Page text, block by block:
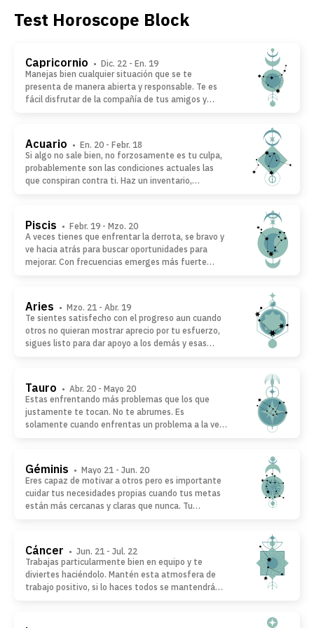
Test Horoscope Block
Capricornio • Dic. 22 - En. 19
Manejas bien cualquier situación que se te
presenta de manera abierta y responsable. Te es
fácil disfrutar de la compañía de tus amigos y
buena condición física, empieza una actividad
recreacional, si esto no es lo tuyo, descansar y
relajarse es igual de beneficioso para la salud.
Acuario • En. 20 - Febr. 18
Si algo no sale bien, no forzosamente es tu culpa,
probablemente son las condiciones actuales las
que conspiran contra ti. Haz un inventario,
logran abrir completamente nuevas posibilidades y
al reconocerlas ese es el momento donde mejor
puedes usar tu energía.
Piscis • Febr. 19 - Mzo. 20
A veces tienes que enfrentar la derrota, se bravo y
ve hacia atrás para buscar oportunidades para
mejorar. Con frecuencias emerges más fuerte
escucha lo que dicen los que te rodean. Las
condiciones difíciles se manifiestan físicamente,
tomate el tiempo que necesitas para estar más en
calma y paz.
Aries • Mzo. 21 - Abr. 19
Te sientes satisfecho con el progreso aun cuando
otros no quieran mostrar aprecio por tu esfuerzo,
sigues listo para dar apoyo a los demás y esas
encuentras muy pocas restricciones y tal vez
encuentres a alguien que es capaz de animar
permanentemente tu vida romántica.
Tauro • Abr. 20 - Mayo 20
Estas enfrentando más problemas que los que
justamente te tocan. No te abrumes. Es
solamente cuando enfrentas un problema a la vez,
actúes inmediatamente, de otra forma se harán
más problemas. No tengas miedo de aceptar
ayuda de otros si te la ofrecen.
Géminis • Mayo 21 - Jun. 20
Eres capaz de motivar a otros pero es importante
cuidar tus necesidades propias cuando tus metas
están más cercanas y claras que nunca. Tu
tus ideas. No dejes que esto se vuelva tu conducta
usual, te sientes energético, pero mucho de la la
buena vida le hace daño a tu salud.
Cáncer • Jun. 21 - Jul. 22
Trabajas particularmente bien en equipo y te
diviertes haciéndolo. Mantén esta atmosfera de
trabajo positivo, si lo haces todos se mantendrán
mejor en un grupo que solo. Este sentimiento